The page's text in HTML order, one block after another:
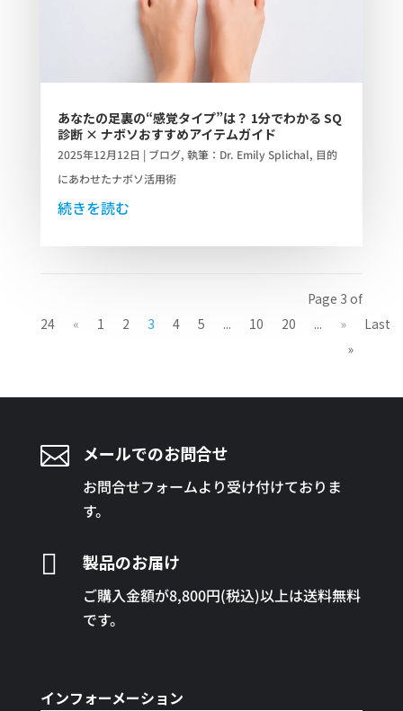
あなたの足裏の“感覚タイプ”は？ 1分でわかる SQ
診断 × ナボソおすすめアイテムガイド
2025年12月12日 | ブログ, 執筆：Dr. Emily Splichal, 目的
にあわせたナボソ活用術
続きを読む
Page 3 of
24
« 1 2 3 4 5 ... 10 20 ... »
Last
»
 メールでのお問合せ
お問合せフォームより受け付けておりま
す。
 製品のお届け
ご購入金額が8,800円(税込)以上は送料無料
です。
インフォーメーション